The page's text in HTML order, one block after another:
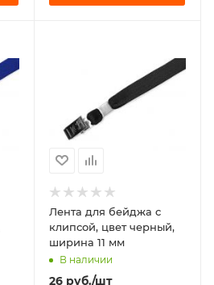
Лента для бейджа c
клипсой, цвет черный,
ширина 11 мм
В наличии
26руб./шт